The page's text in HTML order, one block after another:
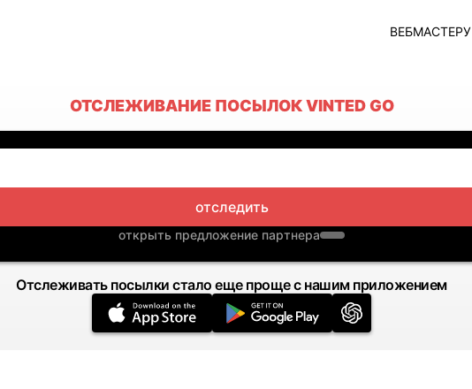
ВЕБМАСТЕРУ
ОТСЛЕЖИВАНИЕ ПОСЫЛОК VINTED GO
отследить
открыть предложение партнера
Отслеживать посылки стало еще проще с нашим приложением